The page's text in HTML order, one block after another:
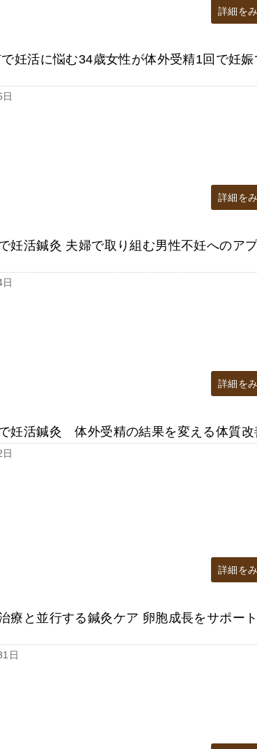
詳細を
妊活に悩む34歳女性が体外受精1回で妊娠
詳細を
妊活鍼灸 夫婦で取り組む男性不妊へのア
詳細を
妊活鍼灸 体外受精の結果を変える体質改
詳細を
療と並行する鍼灸ケア 卵胞成長をサポー
日